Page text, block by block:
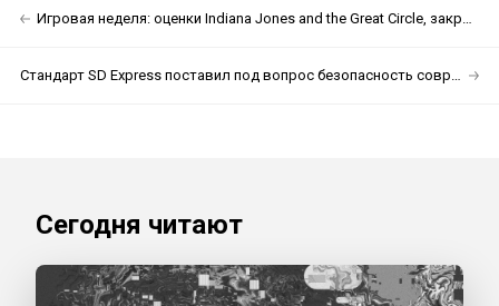
Игровая неделя: оценки Indiana Jones and the Great Circle, закрытие XDefiant и внезапный релиз ремастера The Thing
Стандарт SD Express поставил под вопрос безопасность современных ПК
Сегодня читают